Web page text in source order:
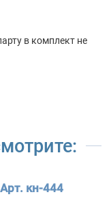
в комплект не
Арт. кн-444